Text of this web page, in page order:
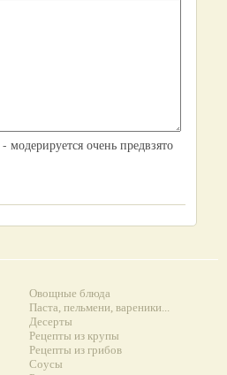
- модерируется очень предвзято
Овощные блюда
Паста, пельмени, вареники...
Десерты
Рецепты из крупы
Рецепты из грибов
Соусы